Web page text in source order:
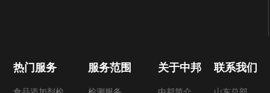
热门服务 服务范围 关于中邦 联系我们